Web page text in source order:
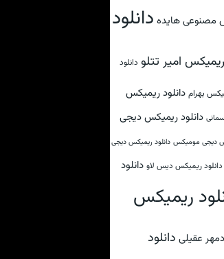
مصنوعی هایده دانلود
امیر تتلو دانلود
بهرام دانلود ریمیکس
دانلود ریمیکس دیجی
دیجی مومیکس دانلود ریمیکس دیجی
دانلود ریمیکس دیس لاو دانلود
ریمیکس
عقیلی دانلود